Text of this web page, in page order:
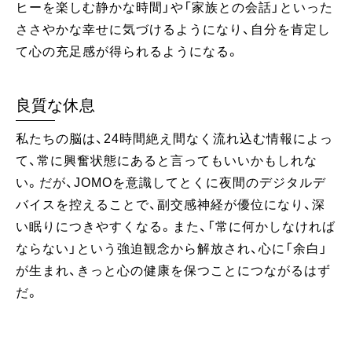
ヒーを楽しむ静かな時間」や「家族との会話」といった
ささやかな幸せに気づけるようになり、自分を肯定し
て心の充足感が得られるようになる。
良質な休息
私たちの脳は、24時間絶え間なく流れ込む情報によっ
て、常に興奮状態にあると言ってもいいかもしれな
い。だが、JOMOを意識してとくに夜間のデジタルデ
バイスを控えることで、副交感神経が優位になり、深
い眠りにつきやすくなる。また、「常に何かしなければ
ならない」という強迫観念から解放され、心に「余白」
が生まれ、きっと心の健康を保つことにつながるはず
だ。